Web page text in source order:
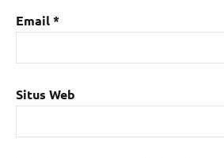
Email*
Situs Web